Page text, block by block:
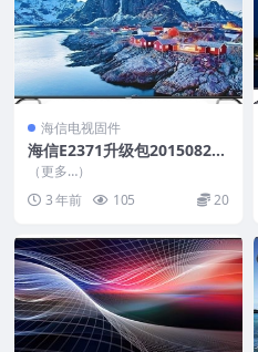
海信电视固件
海信E2371升级包20150827_
U盘刷机固件
（更多…）
3 年前
105 20